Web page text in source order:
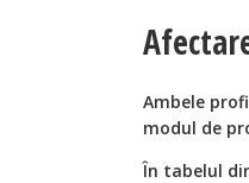
Ambele
modul de
În tabelul